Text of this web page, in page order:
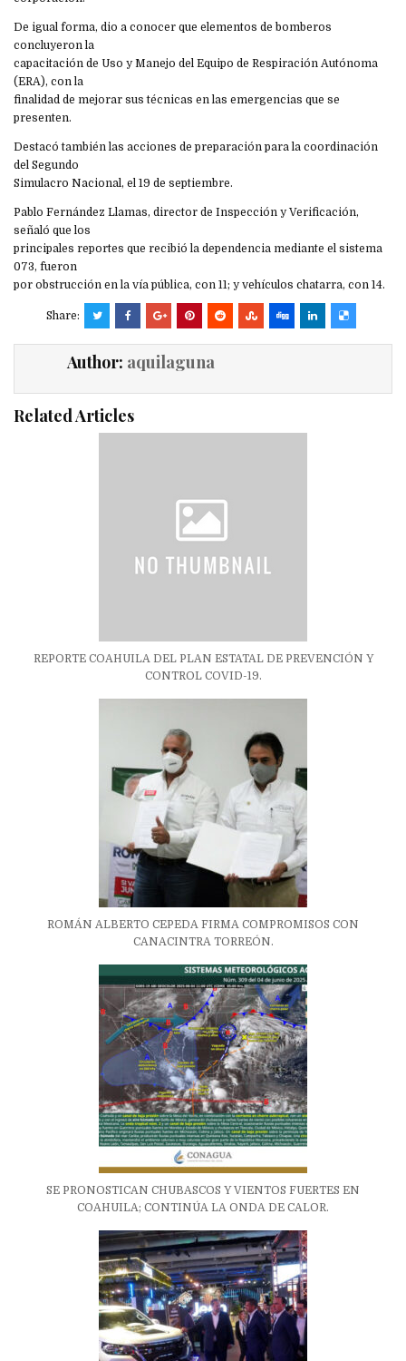
De igual forma, dio a conocer que elementos de bomberos
concluyeron la
capacitación de Uso y Manejo del Equipo de Respiración Autónoma
(ERA), con la
finalidad de mejorar sus técnicas en las emergencias que se
presenten.
Destacó también las acciones de preparación para la coordinación
del Segundo
Simulacro Nacional, el 19 de septiembre.
Pablo Fernández Llamas, director de Inspección y Verificación,
señaló que los
principales reportes que recibió la dependencia mediante el sistema
073, fueron
por obstrucción en la vía pública, con 11; y vehículos chatarra, con 14.
Share:
Author: aquilaguna
Related Articles
REPORTE COAHUILA DEL PLAN ESTATAL DE PREVENCIÓN Y
CONTROL COVID-19.
ROMÁN ALBERTO CEPEDA FIRMA COMPROMISOS CON
CANACINTRA TORREÓN.
SE PRONOSTICAN CHUBASCOS Y VIENTOS FUERTES EN
COAHUILA; CONTINÚA LA ONDA DE CALOR.